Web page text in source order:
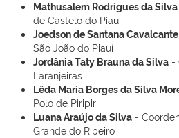
Mathusalem Rodrigues da Silva
de Castelo do Piauí
Joedson de Santana Cavalcante
São João do Piauí
Jordânia Taty Brauna da Silva -
Laranjeiras
Lêda Maria Borges da Silva
Polo de Piripiri
Luana Araújo da Silva -
Grande do Ribeiro